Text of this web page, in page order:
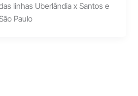
linhas Uberlândia x Santos e
Paulo